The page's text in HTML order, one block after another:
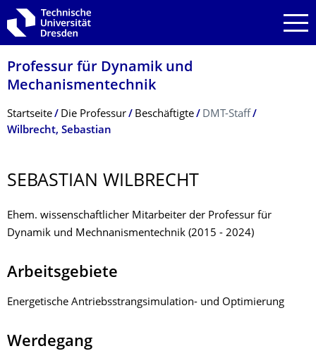
Zur Hauptnavigation springen
Zur Suche springen
Zum Inhalt springen
Professur für Dynamik und
Mechanismentechnik
Breadcrumb-Menü
Startseite Die Professur Beschäftigte
DMT-Staff
Wilbrecht, Sebastian
SEBASTIAN WILBRECHT
Ehem. wissenschaftlicher Mitarbeiter der Professur für
Dynamik und Mechnanismentechnik (2015 - 2024)
Arbeitsgebiete
Energetische Antriebsstrangsimulation- und Optimierung
Werdegang